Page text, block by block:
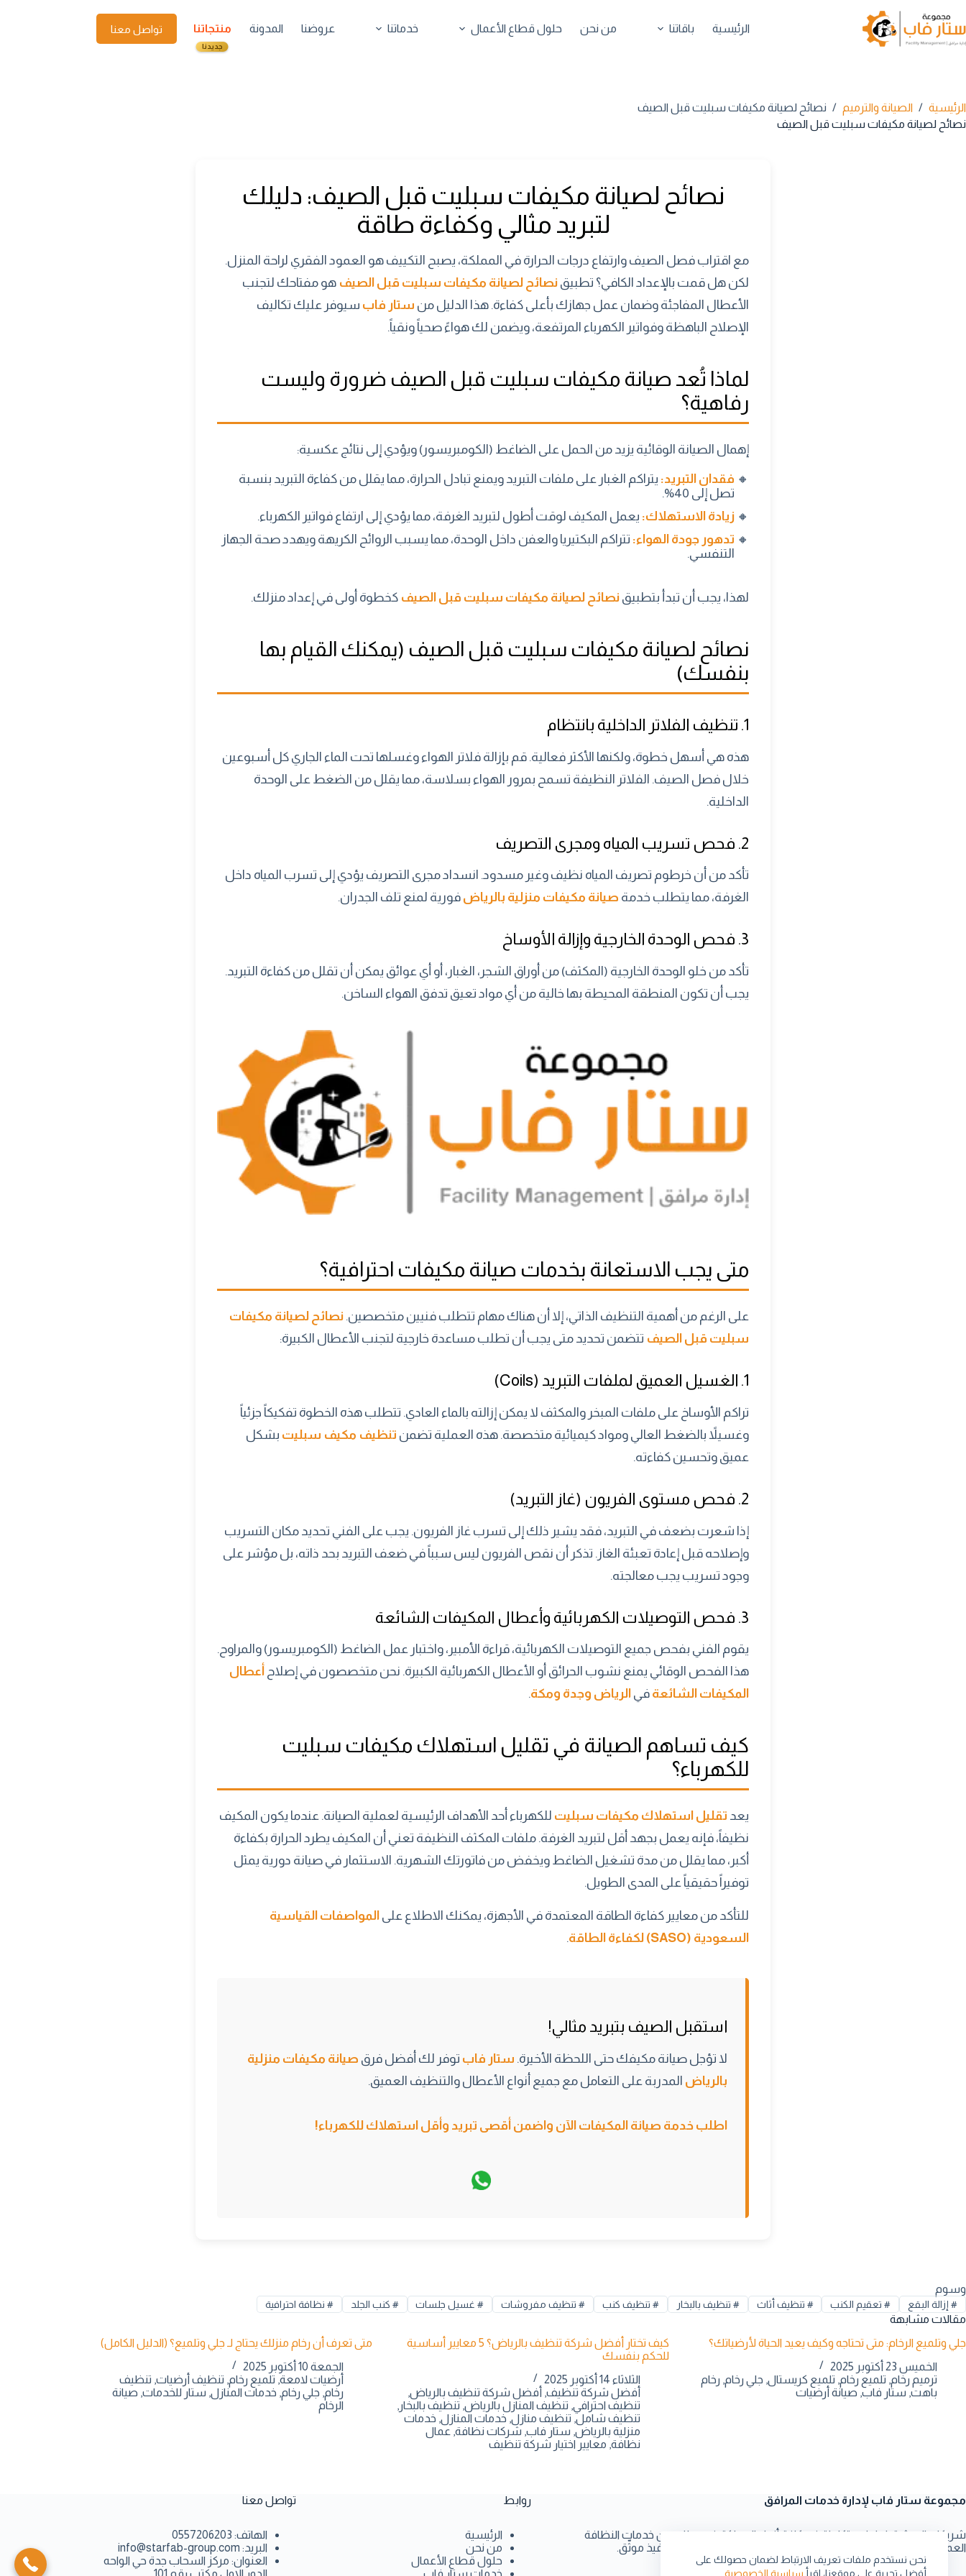
المحتوى
نحن نستخدم ملفات تعريف الارتباط لضمان حصولك على
أفضل تجربة على موقعنا، اقرأ سياسية الخصوصية
الرئيسية باقاتنا من نحن حلول قطاع الأعمال خدماتنا عروضنا المدونة منتجاتنا
جديدنا
تواصل معنا
الرئيسية / الصيانة والترميم / نصائح لصيانة مكيفات سبليت قبل الصيف
نصائح لصيانة مكيفات سبليت قبل الصيف
نصائح لصيانة مكيفات سبليت قبل الصيف: دليلك
لتبريد مثالي وكفاءة طاقة
مع اقتراب فصل الصيف وارتفاع درجات الحرارة في المملكة، يصبح التكييف هو العمود الفقري لراحة المنزل.
لكن هل قمت بالإعداد الكافي؟ تطبيق نصائح لصيانة مكيفات سبليت قبل الصيف هو مفتاحك لتجنب
الأعطال المفاجئة وضمان عمل جهازك بأعلى كفاءة. هذا الدليل من ستار فاب سيوفر عليك تكاليف
الإصلاح الباهظة وفواتير الكهرباء المرتفعة، ويضمن لك هواءً صحياً ونقياً.
لماذا تُعد صيانة مكيفات سبليت قبل الصيف ضرورة وليست
رفاهية؟
إهمال الصيانة الوقائية يزيد من الحمل على الضاغط (الكومبريسور) ويؤدي إلى نتائج عكسية:
فقدان التبريد: يتراكم الغبار على ملفات التبريد ويمنع تبادل الحرارة، مما يقلل من كفاءة التبريد بنسبة
تصل إلى 40%.
زيادة الاستهلاك: يعمل المكيف لوقت أطول لتبريد الغرفة، مما يؤدي إلى ارتفاع فواتير الكهرباء.
تدهور جودة الهواء: تتراكم البكتيريا والعفن داخل الوحدة، مما يسبب الروائح الكريهة ويهدد صحة الجهاز
التنفسي.
لهذا، يجب أن تبدأ بتطبيق نصائح لصيانة مكيفات سبليت قبل الصيف كخطوة أولى في إعداد منزلك.
نصائح لصيانة مكيفات سبليت قبل الصيف (يمكنك القيام بها
بنفسك)
1. تنظيف الفلاتر الداخلية بانتظام
هذه هي أسهل خطوة، ولكنها الأكثر فعالية. قم بإزالة فلاتر الهواء وغسلها تحت الماء الجاري كل أسبوعين
خلال فصل الصيف. الفلاتر النظيفة تسمح بمرور الهواء بسلاسة، مما يقلل من الضغط على الوحدة
الداخلية.
2. فحص تسريب المياه ومجرى التصريف
تأكد من أن خرطوم تصريف المياه نظيف وغير مسدود. انسداد مجرى التصريف يؤدي إلى تسرب المياه داخل
الغرفة، مما يتطلب خدمة صيانة مكيفات منزلية بالرياض فورية لمنع تلف الجدران.
3. فحص الوحدة الخارجية وإزالة الأوساخ
تأكد من خلو الوحدة الخارجية (المكثف) من أوراق الشجر، الغبار، أو أي عوائق يمكن أن تقلل من كفاءة التبريد.
يجب أن تكون المنطقة المحيطة بها خالية من أي مواد تعيق تدفق الهواء الساخن.
متى يجب الاستعانة بخدمات صيانة مكيفات احترافية؟
على الرغم من أهمية التنظيف الذاتي، إلا أن هناك مهام تتطلب فنيين متخصصين. نصائح لصيانة مكيفات
سبليت قبل الصيف تتضمن تحديد متى يجب أن تطلب مساعدة خارجية لتجنب الأعطال الكبيرة:
1. الغسيل العميق لملفات التبريد (Coils)
تراكم الأوساخ على ملفات المبخر والمكثف لا يمكن إزالته بالماء العادي. تتطلب هذه الخطوة تفكيكاً جزئياً
وغسيلاً بالضغط العالي ومواد كيميائية متخصصة. هذه العملية تضمن تنظيف مكيف سبليت بشكل
عميق وتحسين كفاءته.
2. فحص مستوى الفريون (غاز التبريد)
إذا شعرت بضعف في التبريد، فقد يشير ذلك إلى تسرب غاز الفريون. يجب على الفني تحديد مكان التسريب
وإصلاحه قبل إعادة تعبئة الغاز. تذكر أن نقص الفريون ليس سبباً في ضعف التبريد بحد ذاته، بل مؤشر على
وجود تسريب يجب معالجته.
3. فحص التوصيلات الكهربائية وأعطال المكيفات الشائعة
يقوم الفني بفحص جميع التوصيلات الكهربائية، قراءة الأمبير، واختبار عمل الضاغط (الكومبريسور) والمراوح.
هذا الفحص الوقائي يمنع نشوب الحرائق أو الأعطال الكهربائية الكبيرة. نحن متخصصون في إصلاح أعطال
المكيفات الشائعة في الرياض وجدة ومكة.
كيف تساهم الصيانة في تقليل استهلاك مكيفات سبليت
للكهرباء؟
يعد تقليل استهلاك مكيفات سبليت للكهرباء أحد الأهداف الرئيسية لعملية الصيانة. عندما يكون المكيف
نظيفاً، فإنه يعمل بجهد أقل لتبريد الغرفة. ملفات المكثف النظيفة تعني أن المكيف يطرد الحرارة بكفاءة
أكبر، مما يقلل من مدة تشغيل الضاغط ويخفض من فاتورتك الشهرية. الاستثمار في صيانة دورية يمثل
توفيراً حقيقياً على المدى الطويل.
للتأكد من معايير كفاءة الطاقة المعتمدة في الأجهزة، يمكنك الاطلاع على المواصفات القياسية
السعودية (SASO) لكفاءة الطاقة
.
استقبل الصيف بتبريد مثالي!
لا تؤجل صيانة مكيفك حتى اللحظة الأخيرة. ستار فاب توفر لك أفضل فرق صيانة مكيفات منزلية
بالرياض المدربة على التعامل مع جميع أنواع الأعطال والتنظيف العميق.
اطلب خدمة صيانة المكيفات الآن واضمن أقصى تبريد وأقل استهلاك للكهرباء!
وسوم
#إزالة البقع #تعقيم الكنب # تنظيف أثاث # تنظيف بالبخار # تنظيف كنب #تنظيف مفروشات #غسيل جلسات # كنب الجلد # نظافة احترافية
مقالات مشابهة
جلي وتلميع الرخام: متى تحتاجه وكيف يعيد الحياة لأرضياتك؟
الخميس 23 أكتوبر 2025
ترميم رخام, تلميع رخام, تلميع كريستال, جلي رخام, رخام
باهت, ستار فاب, صيانة أرضيات
كيف تختار أفضل شركة تنظيف بالرياض؟ 5 معايير أساسية
للحكم بنفسك
الثلاثاء 14 أكتوبر 2025
أفضل شركة تنظيف, أفضل شركة تنظيف بالرياض,
تنظيف احترافي, تنظيف المنازل بالرياض, تنظيف بالبخار,
تنظيف شامل, تنظيف منازل, خدمات المنازل, خدمات
منزلية بالرياض, ستار فاب, شركات نظافة, عمال
نظافة, معايير اختيار شركة تنظيف
متى تعرف أن رخام منزلك يحتاج لـ جلي وتلميع؟ (الدليل الكامل)
الجمعة 10 أكتوبر 2025
أرضيات لامعة, تلميع رخام, تنظيف أرضيات, تنظيف
رخام, جلي رخام, خدمات المنازل, ستار للخدمات, صيانة
الرخام
مجموعة ستار فاب لإدارة خدمات المرافق
شريكك الموثوق لحلول متكاملة في كافة أنحاء المملكة. نجمع لك بين خدمات النظافة
العميقة، التشغيل والصيانة، والدعم بخدمة منظمة وفريق مدرّب وتنفيذ موثّق.
روابط
الرئيسية
من نحن
حلول قطاع الأعمال
خدمات ستار فاب
تواصل معنا
الهاتف: 0557206203
البريد: info@starfab-group.com
العنوان: مركز السحاب جدة حي الواحه
الدور الاول مكتب رقم 101